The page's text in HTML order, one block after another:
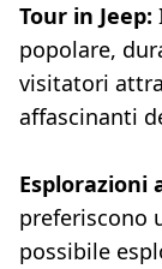
Tour in Jeep:
popolare,
visitatori
affascinanti
Esplorazioni
preferiscono
possibile